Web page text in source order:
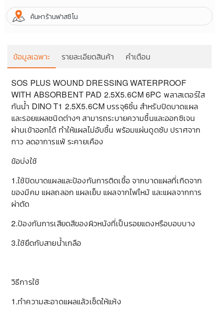
ค้นหาร้านฟาสซิโน
ข้อมูลเฉพาะ รายละเอียดสินค้า คำเตือน
SOS PLUS WOUND DRESSING WATERPROOF
WITH ABSORBENT PAD 2.5X5.6CM 6PC พลาสเตอร์ใส
กันน้ำ DINO T1 2.5X5.6CM บรรจุ6ชิ้น สำหรับปิดบาดแผล
และรอยแผลชนิดต่างๆ สามารถระบายความชื้นและออกซิเจน
ผ่านเข้าออกได้ ทำให้แผลไม่อับชื้น พร้อมแผ่นดูดซับ ปราศจาก
กาว ลดอาการแพ้ ระคายเคือง
ข้อบ่งใช้
1.ใช้ปิดบาดแผลและป้องกันการติดเชื้อ จากบาดแผลที่เกิดจาก
ของมีคม แผลถลอก แผลเย็บ แผลจากไฟไหม้ และแผลจากการ
ผ่าตัด
2.ป้องกันการเสียดสีของผิวหนังที่เป็นรอยแดงหรือบอบบาง
3.ใช้ยึดกับสายน้ำเกลือ
วิธีการใช้
1.ทำความสะอาดแผลแล้วเช็ดให้แห้ง